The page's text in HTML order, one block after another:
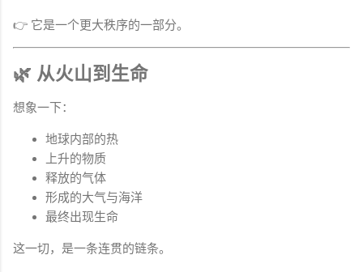
👉 它是一个更大秩序的一部分。
🌿 从火山到生命
想象一下：
地球内部的热
上升的物质
释放的气体
形成的大气与海洋
最终出现生命
这一切，是一条连贯的链条。